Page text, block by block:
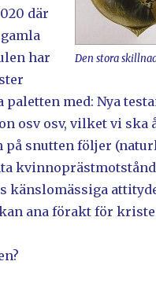
Den stora
där
har
med: Nya
osv osv, vilket vi
på snutten följer
känslomässiga
ana förakt för